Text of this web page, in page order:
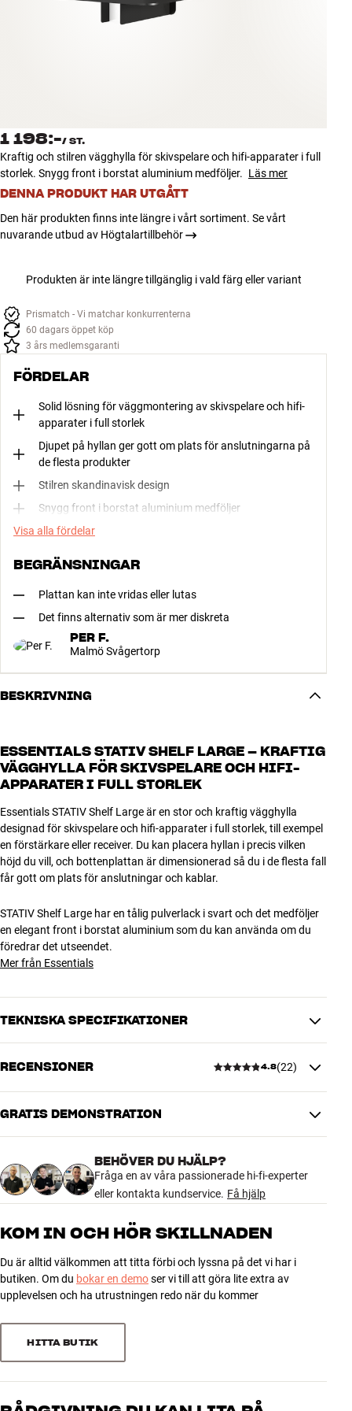
NYHETER
ERBJUDANDEN
Hitta Butik
Kundtjänst
Bygg med ljud
1 198:-/ ST.
Kraftig och stilren vägghylla för skivspelare och hifi-apparater i full
storlek. Snygg front i borstat aluminium medföljer. Läs mer
DENNA PRODUKT HAR UTGÅTT
Den här produkten finns inte längre i vårt sortiment. Se vårt
nuvarande utbud av Högtalartillbehör
Produkten är inte längre tillgänglig i vald färg eller variant
Prismatch - Vi matchar konkurrenterna
60 dagars öppet köp
3 års medlemsgaranti
FÖRDELAR
Solid lösning för väggmontering av skivspelare och hifi-
apparater i full storlek
Djupet på hyllan ger gott om plats för anslutningarna på
de flesta produkter
Stilren skandinavisk design
Snygg front i borstat aluminium medföljer
Visa alla fördelar
BEGRÄNSNINGAR
Plattan kan inte vridas eller lutas
Det finns alternativ som är mer diskreta
PER F.
Malmö Svågertorp
BESKRIVNING
ESSENTIALS STATIV SHELF LARGE – KRAFTIG
VÄGGHYLLA FÖR SKIVSPELARE OCH HIFI-
APPARATER I FULL STORLEK
Essentials STATIV Shelf Large är en stor och kraftig vägghylla
designad för skivspelare och hifi-apparater i full storlek, till exempel
en förstärkare eller receiver. Du kan placera hyllan i precis vilken
höjd du vill, och bottenplattan är dimensionerad så du i de flesta fall
får gott om plats för anslutningar och kablar.
STATIV Shelf Large har en tålig pulverlack i svart och det medföljer
en elegant front i borstat aluminium som du kan använda om du
föredrar det utseendet.
Mer från Essentials
TEKNISKA SPECIFIKATIONER
DIMENSIONER OCH DESIGN
Färg
Svart
Vikt (kg)
Mått (förpackning)
djup)
Mått (produkt)
43,5 x 13,8 x 40,5 cm (bredd x
höjd x djup)
GENERELLA EGENSKAPER
Vägghylla för skivspelare och hifi-apparater i full storlek
Maximal rekommenderad belastning: 20 kg
Material: Pulverlackerat stål
Obs! När du monterar hyllan måste du använda skruvar och
RECENSIONER 4.8(22)
4.8
22 recensioner
3
2
Sortera efter
GRATIS DEMONSTRATION
BEHÖVER DU HJÄLP?
Fråga en av våra passionerade hi-fi-experter
eller kontakta kundservice. Få hjälp
KOM IN OCH HÖR SKILLNADEN
Du är alltid välkommen att titta förbi och lyssna på det vi har i
butiken. Om du bokar en demoser vi till att göra lite extra av
upplevelsen och ha utrustningen redo när du kommer
HITTA BUTIK